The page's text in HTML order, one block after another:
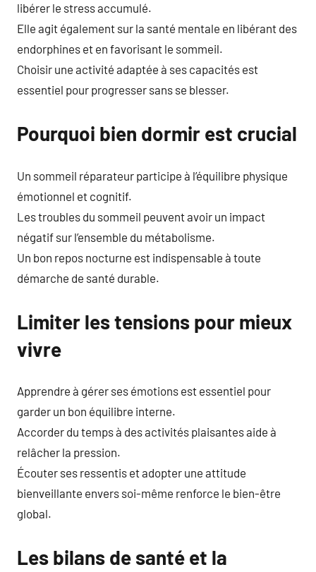
libérer le stress accumulé.
Elle agit également sur la santé mentale en libérant des
endorphines et en favorisant le sommeil.
Choisir une activité adaptée à ses capacités est
essentiel pour progresser sans se blesser.
Pourquoi bien dormir est crucial
Un sommeil réparateur participe à l’équilibre physique
émotionnel et cognitif.
Les troubles du sommeil peuvent avoir un impact
négatif sur l’ensemble du métabolisme.
Un bon repos nocturne est indispensable à toute
démarche de santé durable.
Limiter les tensions pour mieux
vivre
Apprendre à gérer ses émotions est essentiel pour
garder un bon équilibre interne.
Accorder du temps à des activités plaisantes aide à
relâcher la pression.
Écouter ses ressentis et adopter une attitude
bienveillante envers soi-même renforce le bien-être
global.
Les bilans de santé et la